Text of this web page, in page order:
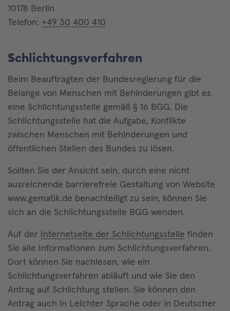
10178 Berlin
Telefon: +49 30 400 410
Schlichtungsverfahren
Beim Beauftragten der Bundesregierung für die
Belange von Menschen mit Behinderungen gibt es
eine Schlichtungsstelle gemäß § 16 BGG. Die
Schlichtungsstelle hat die Aufgabe, Konflikte
zwischen Menschen mit Behinderungen und
öffentlichen Stellen des Bundes zu lösen.
Sollten Sie der Ansicht sein, durch eine nicht
ausreichende barrierefreie Gestaltung von Website
www.gematik.de benachteiligt zu sein, können Sie
sich an die Schlichtungsstelle BGG wenden.
Auf der Internetseite der Schlichtungsstelle finden
Sie alle Informationen zum Schlichtungsverfahren.
Dort können Sie nachlesen, wie ein
Schlichtungsverfahren abläuft und wie Sie den
Antrag auf Schlichtung stellen. Sie können den
Antrag auch in Leichter Sprache oder in Deutscher